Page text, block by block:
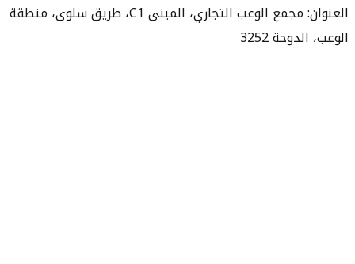
العنوان: مجمع الوعب التجاري، المبنى C1، طريق سلوى، منطقة
الوعب، الدوحة 3252